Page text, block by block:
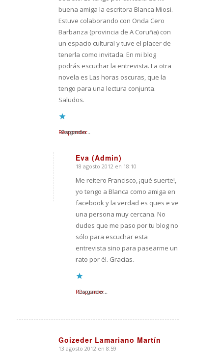
buena amiga la escritora Blanca Miosi.
Estuve colaborando con Onda Cero
Barbanza (provincia de A Coruña) con
un espacio cultural y tuve el placer de
tenerla como invitada. En mi blog
podrás escuchar la entrevista. La otra
novela es Las horas oscuras, que la
tengo para una lectura conjunta.
Saludos.
Cargando...
Responder
Eva (Admin)
Dice:
18 agosto 2012 en 18:10
Me reitero Francisco, ¡qué suerte!,
yo tengo a Blanca como amiga en
facebook y la verdad es ques e ve
una persona muy cercana. No
dudes que me paso por tu blog no
sólo para escuchar esta
entrevista sino para pasearme un
rato por él. Gracias.
Cargando...
Responder
Goizeder Lamariano Martín
Dice:
13 agosto 2012 en 8:59